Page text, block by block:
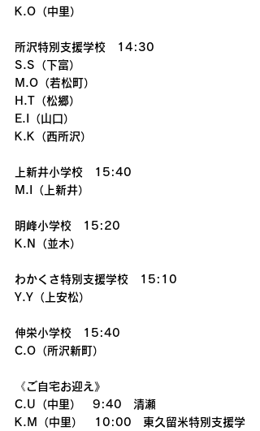
K.O（中里）
所沢特別支援学校　14:30
S.S（下富）
M.O（若松町）
H.T（松郷）
E.I（山口）
K.K（西所沢）
上新井小学校　15:40
M.I（上新井）
明峰小学校　15:20
K.N（並木）
わかくさ特別支援学校　15:10
Y.Y（上安松）
伸栄小学校　15:40
C.O（所沢新町）
《ご自宅お迎え》
C.U（中里）　9:40　清瀬
K.M（中里）　10:00　東久留米特別支援学